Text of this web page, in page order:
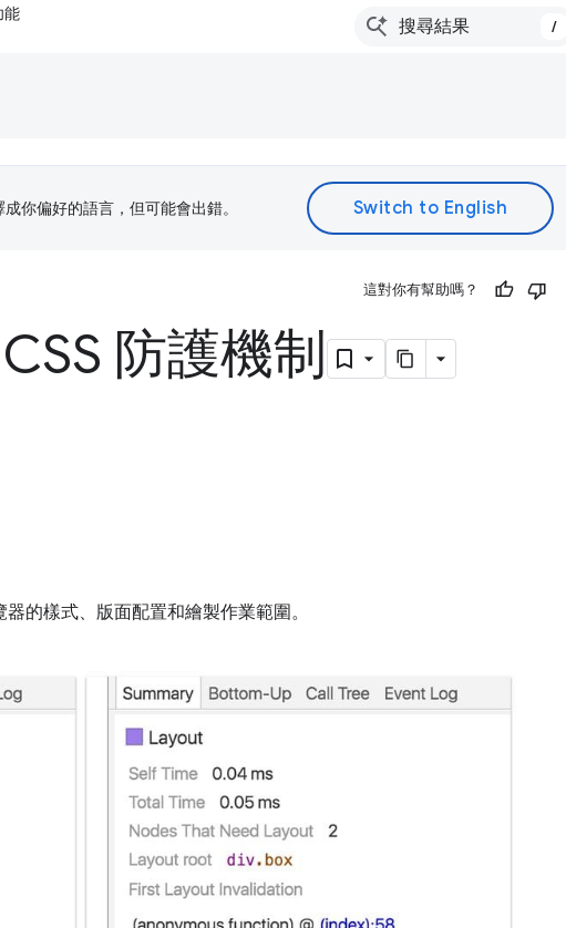
能
/
你偏好的語言，但可能會出錯。
這對你有幫助嗎？
防護機制
的樣式、版面配置和繪製作業範圍。